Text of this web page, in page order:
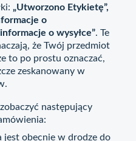
„Utworzono Etykietę”,
o
o wysyłce”. Te
że Twój przedmiot
to po prostu oznaczać,
zeskanowany w
następujący
jest obecnie w drodze do